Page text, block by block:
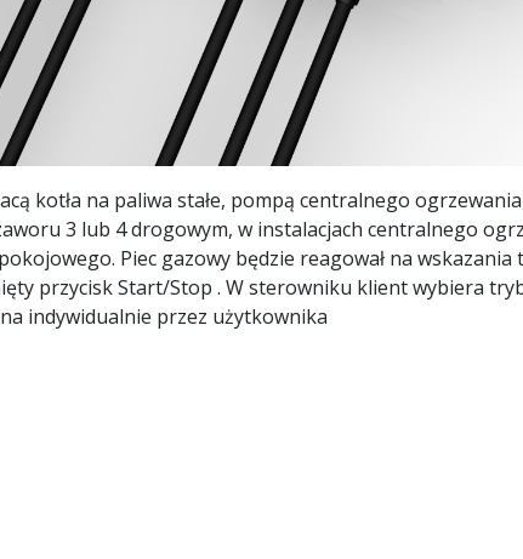
kotła na paliwa stałe, pompą centralnego
3 lub 4 drogowym, w instalacjach centralnego
Piec gazowy będzie reagował na
przycisk Start/Stop . W sterowniku klient wybiera
indywidualnie przez użytkownika